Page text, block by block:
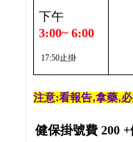
下午
3:00~ 6:00
17:50止掛
注意:看報告‚拿藥‚
健保掛號費 200 +